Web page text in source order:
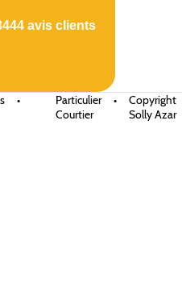
avis clients
•
Particulier
•
Courtier
Copyright
Solly Azar